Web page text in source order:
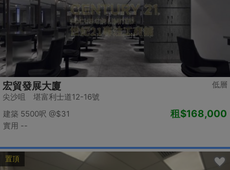
低層
宏貿發展大廈
尖沙咀 堪富利士道12-16號
建築 5500呎 @$31
實用 --
租$168,000
置頂